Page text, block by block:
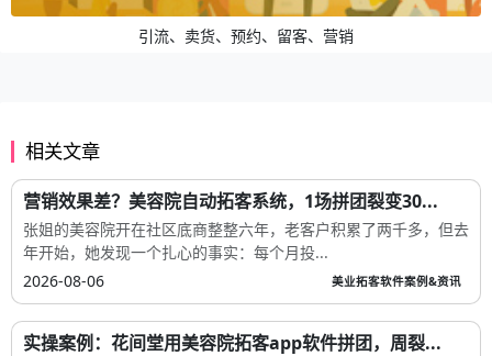
引流、卖货、预约、留客、营销
相关文章
营销效果差？美容院自动拓客系统，1场拼团裂变30...
张姐的美容院开在社区底商整整六年，老客户积累了两千多，但去
年开始，她发现一个扎心的事实：每个月投...
2026-08-06
美业拓客软件案例&资讯
实操案例：花间堂用美容院拓客app软件拼团，周裂...